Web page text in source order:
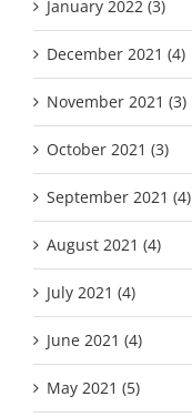
January 2022 (3)
December 2021 (4)
November 2021 (3)
October 2021 (3)
September 2021 (4)
August 2021 (4)
July 2021 (4)
June 2021 (4)
May 2021 (5)